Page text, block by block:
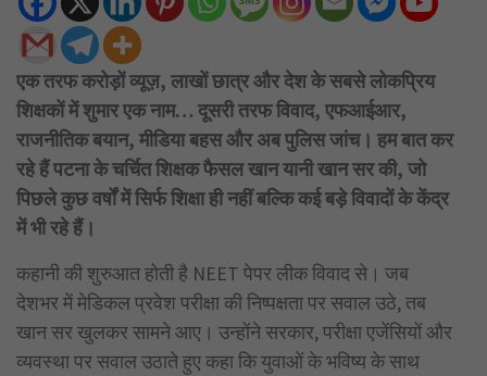
एक तरफ करोड़ों व्यूज़, लाखों छात्र और देश के सबसे लोकप्रिय
शिक्षकों में शुमार एक नाम… दूसरी तरफ विवाद, एफआईआर,
राजनीतिक बयान, मीडिया बहस और अब पुलिस जांच। हम बात कर
रहे हैं पटना के चर्चित शिक्षक फैसल खान यानी खान सर की, जो
पिछले कुछ वर्षों में सिर्फ शिक्षा ही नहीं बल्कि कई बड़े विवादों के केंद्र
में भी रहे हैं।
कहानी की शुरुआत होती है NEET पेपर लीक विवाद से। जब
देशभर में मेडिकल प्रवेश परीक्षा की निष्पक्षता पर सवाल उठे, तब
खान सर खुलकर सामने आए। उन्होंने सरकार, परीक्षा एजेंसियों और
व्यवस्था पर सवाल उठाते हुए कहा कि युवाओं के भविष्य के साथ